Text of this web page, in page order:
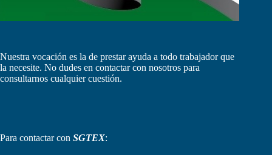
Nuestra vocación es la de prestar ayuda a todo trabajador que
la necesite. No dudes en contactar con nosotros para
consultarnos cualquier cuestión.
Para contactar con SGTEX: